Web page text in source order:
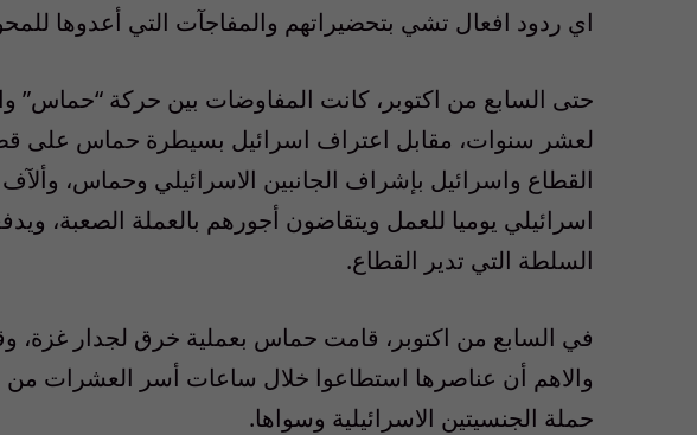
اي ردود افعال تشي بتحضيراتهم والمفاجآت التي أعدوها
حتى السابع من اكتوبر، كانت المفاوضات بين حركة “حماس”
لعشر سنوات، مقابل اعتراف اسرائيل بسيطرة حماس على
القطاع واسرائيل بإشراف الجانبين الاسرائيلي وحماس،
اسرائيلي يوميا للعمل ويتقاضون أجورهم بالعملة الصعبة،
السلطة التي تدير القطاع.
في السابع من اكتوبر، قامت حماس بعملية خرق لجدار غزة،
والاهم أن عناصرها استطاعوا خلال ساعات أسر العشرات من
حملة الجنسيتين الاسرائيلية وسواها.